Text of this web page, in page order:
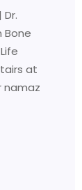
Bone
at
namaz